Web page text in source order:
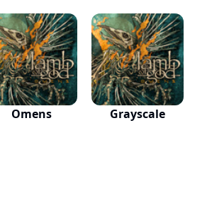
Omens Grayscale